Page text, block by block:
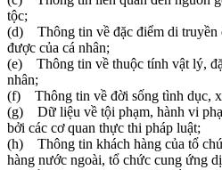
tộc;
(d) Thông tin về đặc điểm di truyền
được của cá nhân;
(e) Thông tin về thuộc tính vật lý,
nhân;
(f) Thông tin về đời sống tình dục,
(g) Dữ liệu về tội phạm, hành vi
bởi các cơ quan thực thi pháp luật;
(h) Thông tin khách hàng của tổ
hàng nước ngoài, tổ chức cung ứng